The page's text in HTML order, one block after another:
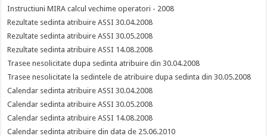
Instructiuni MIRA calcul vechime operatori - 2008
Rezultate sedinta atribuire ASSI 30.04.2008
Rezultate sedinta atribuire ASSI 30.05.2008
Rezultate sedinta atribuire ASSI 14.08.2008
Trasee nesolicitate dupa sedinta atribuire din 30.04.2008
Trasee nesolicitate la sedintele de atribuire dupa sedinta din 30.05.2008
Calendar sedinta atribuire ASSI 30.04.2008
Calendar sedinta atribuire ASSI 30.05.2008
Calendar sedinta atribuire ASSI 14.08.2008
Calendar sedinta atribuire din data de 25.06.2010